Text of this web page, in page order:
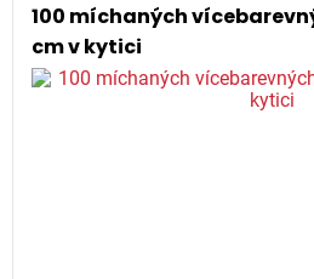
100 míchaných
cm v kytici